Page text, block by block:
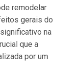
remodelar
gerais do
na
que a
por um